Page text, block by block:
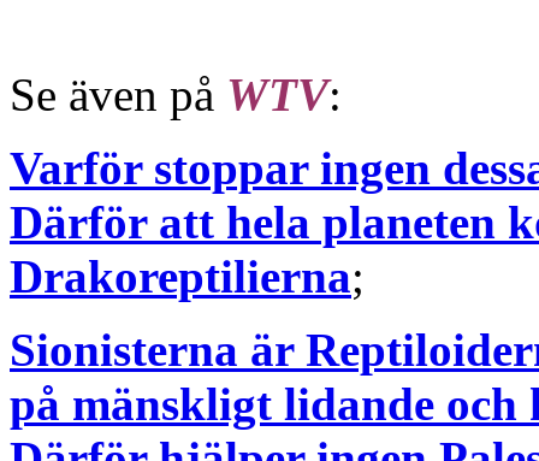
Se även på WTV:
Varför stoppar ingen
Därför att hela planeten
Drakoreptilierna;
Sionisterna är
på mänskligt lidande